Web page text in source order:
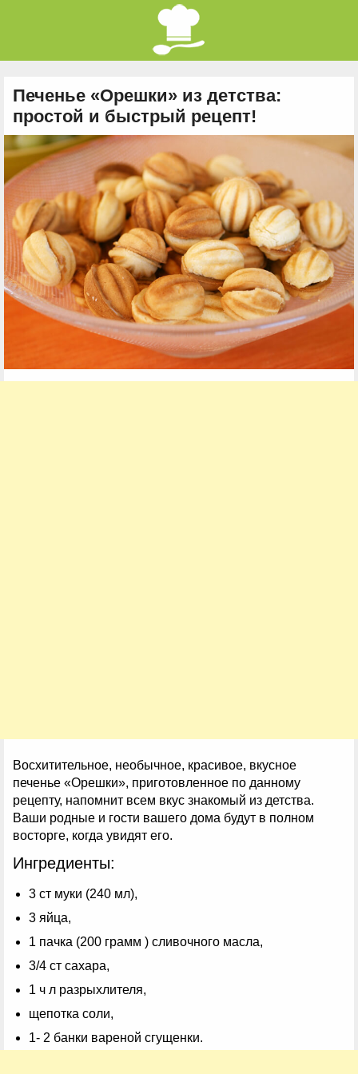
Печенье «Орешки» из детства:
простой и быстрый рецепт!
Восхитительное, необычное, красивое, вкусное
печенье «Орешки», приготовленное по данному
рецепту, напомнит всем вкус знакомый из детства.
Ваши родные и гости вашего дома будут в полном
восторге, когда увидят его.
Ингредиенты:
3 ст муки (240 мл),
3 яйца,
1 пачка (200 грамм ) сливочного масла,
3/4 ст сахара,
1 ч л разрыхлителя,
щепотка соли,
1- 2 банки вареной сгущенки.